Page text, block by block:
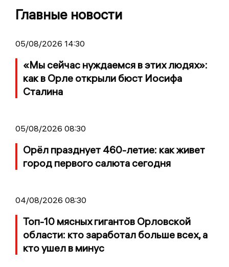
Главные новости
05/08/2026 14:30
«Мы сейчас нуждаемся в этих людях»:
как в Орле открыли бюст Иосифа
Сталина
05/08/2026 08:30
Орёл празднует 460-летие: как живет
город первого салюта сегодня
04/08/2026 08:30
Топ-10 мясных гигантов Орловской
области: кто заработал больше всех, а
кто ушел в минус